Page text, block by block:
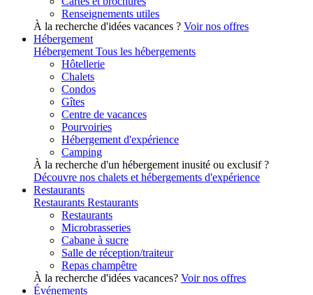
Renseignements utiles
À la recherche d'idées vacances ? Voir nos offres
Hébergement
Hébergement Tous les hébergements
Hôtellerie
Chalets
Condos
Gîtes
Centre de vacances
Pourvoiries
Hébergement d'expérience
Camping
À la recherche d'un hébergement inusité ou exclusif ?
Découvre nos chalets et hébergements d'expérience
Restaurants
Restaurants Restaurants
Restaurants
Microbrasseries
Cabane à sucre
Salle de réception/traiteur
Repas champêtre
À la recherche d'idées vacances? Voir nos offres
Événements